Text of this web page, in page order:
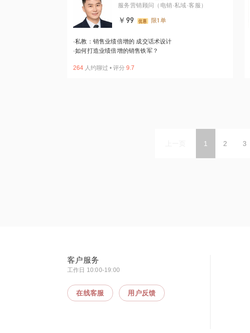
服务营销顾问（电销·私域·客服）
￥99 限1单
·私教：销售业绩倍增的 成交话术设计
·如何打造业绩倍增的销售铁军？
264 人约聊过 • 评分 9.7
1 2 3
客户服务
工作日 10:00-19:00
在线客服 用户反馈